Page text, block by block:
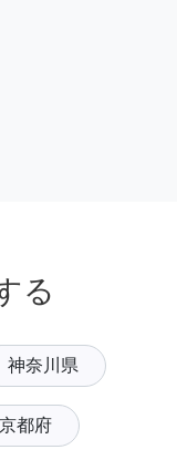
る
神奈川県
京都府